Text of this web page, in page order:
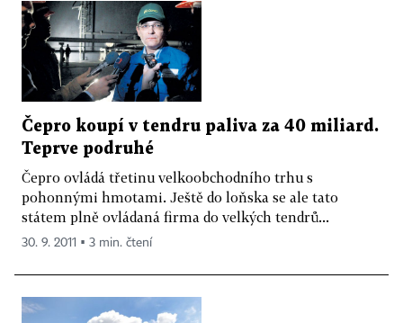
Čepro koupí v tendru paliva za 40 miliard.
Teprve podruhé
Čepro ovládá třetinu velkoobchodního trhu s
pohonnými hmotami. Ještě do loňska se ale tato
státem plně ovládaná firma do velkých tendrů...
30. 9. 2011 ▪ 3 min. čtení